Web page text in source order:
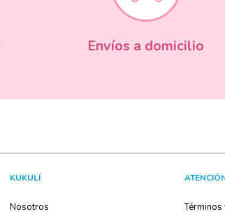
Envíos a domicilio
KUKULÍ
Nosotros Términos